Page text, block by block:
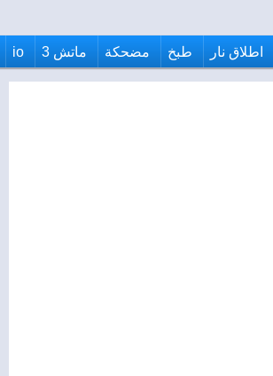
اطلاق نار طبخ مضحكة ماتش 3 io